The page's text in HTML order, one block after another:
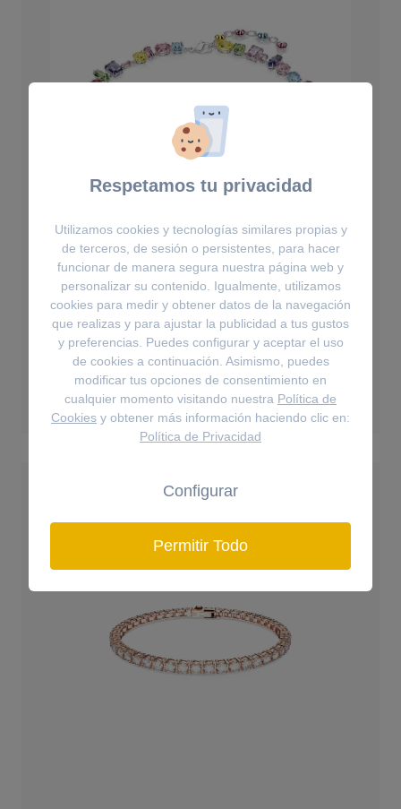
Collares
Collar Gema
430€
Respetamos tu privacidad
Utilizamos cookies y tecnologías similares propias y
de terceros, de sesión o persistentes, para hacer
funcionar de manera segura nuestra página web y
personalizar su contenido. Igualmente, utilizamos
cookies para medir y obtener datos de la navegación
que realizas y para ajustar la publicidad a tus gustos
y preferencias. Puedes configurar y aceptar el uso
de cookies a continuación. Asimismo, puedes
modificar tus opciones de consentimiento en
cualquier momento visitando nuestra Política de
Cookies y obtener más información haciendo clic en:
Política de Privacidad
Configurar
Permitir Todo